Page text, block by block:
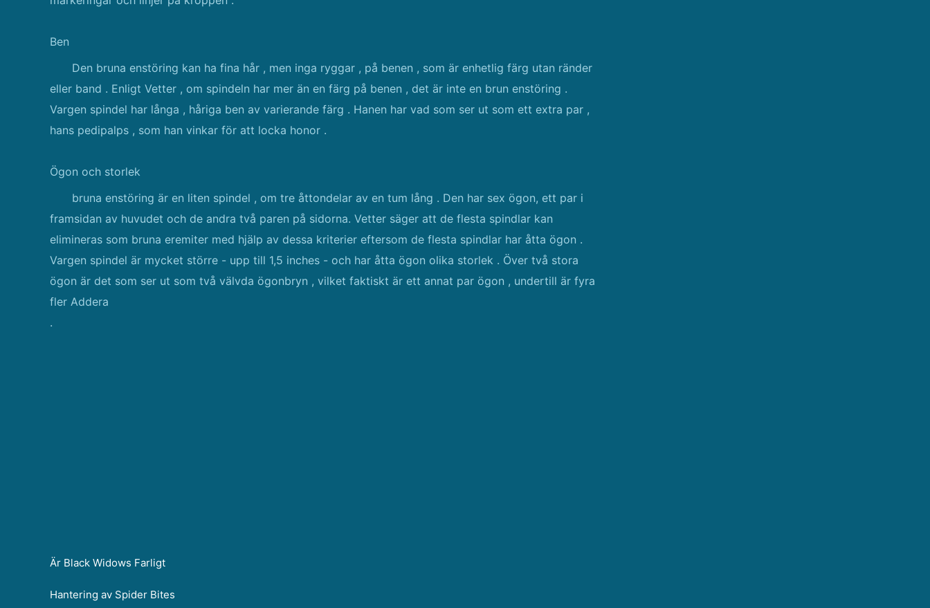
Ben
Den bruna enstöring kan ha fina hår , men inga ryggar , på benen , som är enhetlig färg utan ränder
eller band . Enligt Vetter , om spindeln har mer än en färg på benen , det är inte en brun enstöring .
Vargen spindel har långa , håriga ben av varierande färg . Hanen har vad som ser ut som ett extra par ,
hans pedipalps , som han vinkar för att locka honor .
Ögon och storlek
bruna enstöring är en liten spindel , om tre åttondelar av en tum lång . Den har sex ögon, ett par i
framsidan av huvudet och de andra två paren på sidorna. Vetter säger att de flesta spindlar kan
elimineras som bruna eremiter med hjälp av dessa kriterier eftersom de flesta spindlar har åtta ögon .
Vargen spindel är mycket större - upp till 1,5 inches - och har åtta ögon olika storlek . Över två stora
ögon är det som ser ut som två välvda ögonbryn , vilket faktiskt är ett annat par ögon , undertill är fyra
fler Addera
.
Är Black Widows Farligt
Hantering av Spider Bites